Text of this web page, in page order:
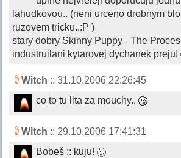
lahudkovou.. (neni urceno drobnym
ruzovem tricku..:P )
stary dobry Skinny Puppy - The
industruilani kytarovej dychanek preju!
Witch :: 31.10.2006 22:26:45
co to tu lita za mouchy..
Witch :: 29.10.2006 17:41:31
Bobeš :: kuju!